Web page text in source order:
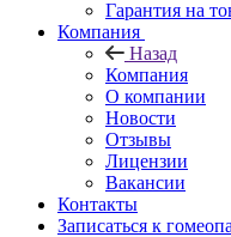
Гарантия на
Компания
Назад
Компания
О компании
Новости
Отзывы
Лицензии
Вакансии
Контакты
Записаться к